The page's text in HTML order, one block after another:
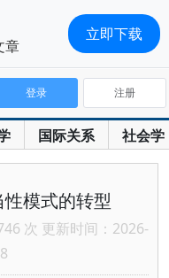
国际关系 社会学
登录 注册
模式的转型
次 更新时间：2026-
章
立即下载